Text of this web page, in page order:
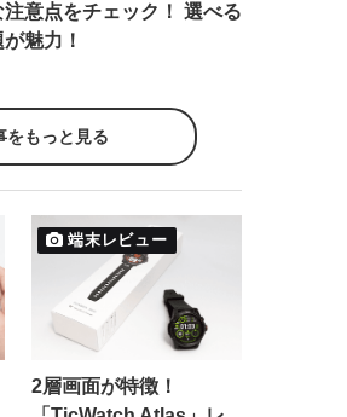
意点をチェック！ 選べる
魅力！
をもっと見る
端末レビュー
2層画面が特徴！